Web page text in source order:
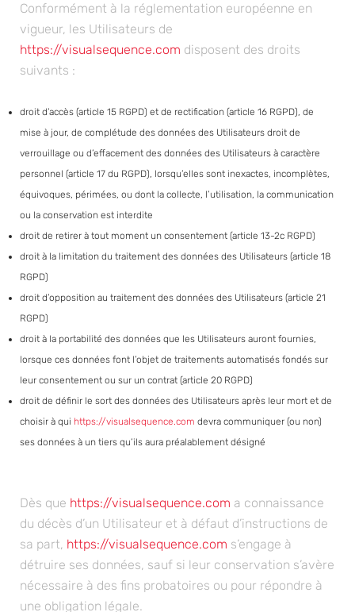
Conformément à la réglementation européenne en
vigueur, les Utilisateurs de
https://visualsequence.com disposent des droits
suivants :
droit d’accès (article 15 RGPD) et de rectification (article 16 RGPD), de
mise à jour, de complétude des données des Utilisateurs droit de
verrouillage ou d’effacement des données des Utilisateurs à caractère
personnel (article 17 du RGPD), lorsqu’elles sont inexactes, incomplètes,
équivoques, périmées, ou dont la collecte, l’utilisation, la communication
ou la conservation est interdite
droit de retirer à tout moment un consentement (article 13-2c RGPD)
droit à la limitation du traitement des données des Utilisateurs (article 18
RGPD)
droit d’opposition au traitement des données des Utilisateurs (article 21
RGPD)
droit à la portabilité des données que les Utilisateurs auront fournies,
lorsque ces données font l’objet de traitements automatisés fondés sur
leur consentement ou sur un contrat (article 20 RGPD)
droit de définir le sort des données des Utilisateurs après leur mort et de
choisir à qui https://visualsequence.com devra communiquer (ou non)
ses données à un tiers qu’ils aura préalablement désigné
Dès que https://visualsequence.com a connaissance
du décès d’un Utilisateur et à défaut d’instructions de
sa part, https://visualsequence.com s’engage à
détruire ses données, sauf si leur conservation s’avère
nécessaire à des fins probatoires ou pour répondre à
une obligation légale.